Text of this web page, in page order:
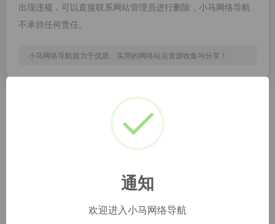
出现违规，可以直接联系网站管理员进行删除，小马网络导航
不承担任何责任。
小马网络导航致力于优质、实用的网络站点资源收集与分享！
uiGradients - Beautiful colored gradients
uiGradients - Beautiful colored gradients
The Day’s Color Coolors
通知
欢迎进入小马网络导航